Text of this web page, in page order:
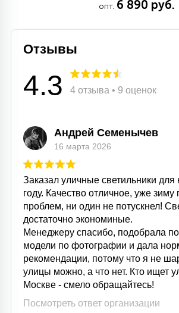
АКСЕССУАРЫ
опт. 6 890 руб.
Отзывы
4.3 4 отзыва • 9 оценок
Андрей Семенычев
16 марта 2026
Заказал уличные светильники для
году. Качество отличное, уже
проблем, ни один не потускнел!
достаточно экономиные.
Менеджеру спасибо, подобрала
модели по фотографии и дала
рекомендации, потому что я не
улицы можно, а что нет. Кто ищет
Москве - смело обращайтесь!
Посмотреть ответ организации